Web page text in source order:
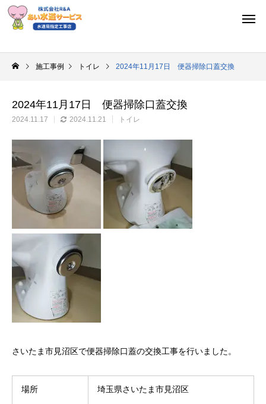
施工事例 トイレ 2024年11月17日 便器掃除口蓋交換
2024年11月17日 便器掃除口蓋交換
2024.11.17 2024.11.21 トイレ
さいたま市見沼区で便器掃除口蓋の交換工事を行いました。
場所 埼玉県さいたま市見沼区